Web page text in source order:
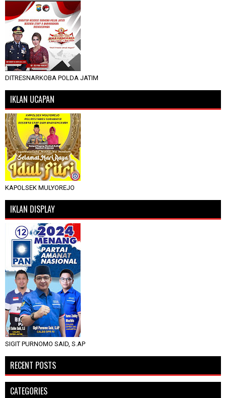
DITRESNARKOBA POLDA JATIM
IKLAN UCAPAN
KAPOLSEK MULYOREJO
IKLAN DISPLAY
SIGIT PURNOMO SAID, S.AP
RECENT POSTS
CATEGORIES